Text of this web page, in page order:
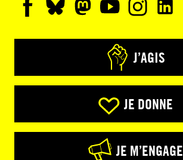
J’AGIS
JE DONNE
JE M’ENGAGE